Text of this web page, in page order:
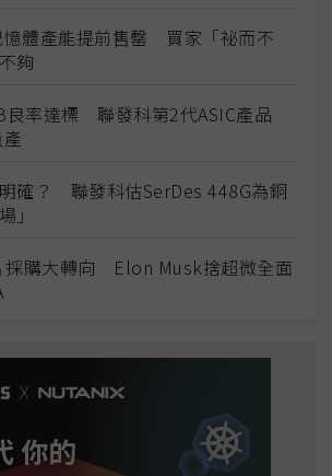
體產能提前售罄 買家「祕而不
夠
良率達標 聯發科第2代ASIC產品
確？ 聯發科估SerDes 448G為銅
」
採購大轉向 Elon Musk捨超微全面